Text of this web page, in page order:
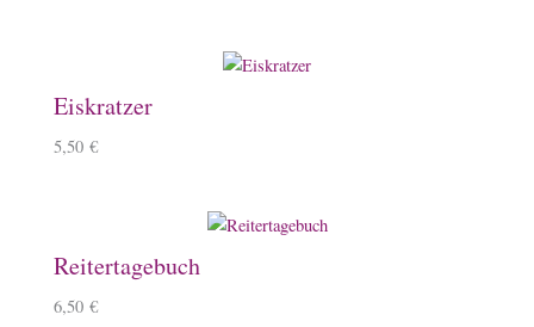
Eiskratzer
5,50 €
Reitertagebuch
6,50 €